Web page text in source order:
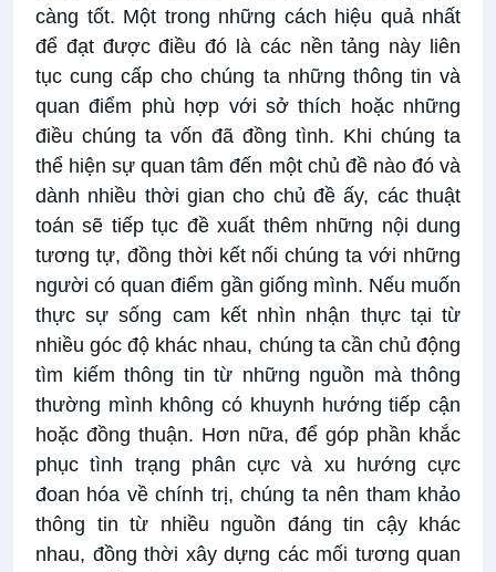
càng tốt. Một trong những cách hiệu quả nhất
để đạt được điều đó là các nền tảng này liên
tục cung cấp cho chúng ta những thông tin và
quan điểm phù hợp với sở thích hoặc những
điều chúng ta vốn đã đồng tình. Khi chúng ta
thể hiện sự quan tâm đến một chủ đề nào đó và
dành nhiều thời gian cho chủ đề ấy, các thuật
toán sẽ tiếp tục đề xuất thêm những nội dung
tương tự, đồng thời kết nối chúng ta với những
người có quan điểm gần giống mình. Nếu muốn
thực sự sống cam kết nhìn nhận thực tại từ
nhiều góc độ khác nhau, chúng ta cần chủ động
tìm kiếm thông tin từ những nguồn mà thông
thường mình không có khuynh hướng tiếp cận
hoặc đồng thuận. Hơn nữa, để góp phần khắc
phục tình trạng phân cực và xu hướng cực
đoan hóa về chính trị, chúng ta nên tham khảo
thông tin từ nhiều nguồn đáng tin cậy khác
nhau, đồng thời xây dựng các mối tương quan